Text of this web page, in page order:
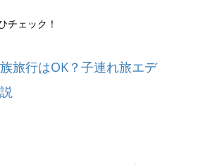
チェック！
旅行はOK？子連れ旅エデ